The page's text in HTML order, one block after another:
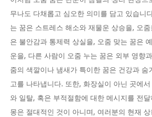
무나도 다채롭고 심오한 의미를 담고 있습니
는 꿈은 스트레스 해소와 재물운 상승을, 오
은 불안감과 통제력 상실을, 오줌 맞는 꿈은
운을, 다른 사람이 오줌 누는 꿈은 외부 영향
줌의 색깔이나 냄새가 특이한 꿈은 건강과 숨
고를 나타냅니다. 또한, 화장실이 아닌 곳에
와 일탈, 혹은 부적절함에 대한 메시지를 전
몽은 절대적인 것이 아니며, 여러분의 현재